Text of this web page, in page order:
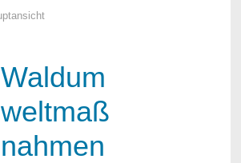
Waldum
weltmaß
nahmen